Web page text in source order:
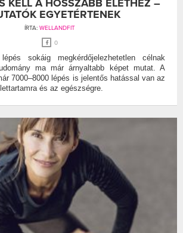
KELL A HOSSZABB ÉLETHEZ –
EGYETÉRTENEK
ÍRTA: WELLANDFIT
0
sokáig megkérdőjelezhetetlen célnak
ma már árnyaltabb képet mutat. A
7000–8000 lépés is jelentős hatással van az
és az egészségre.